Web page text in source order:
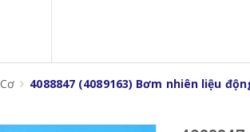
4088847 (4089163) Bơm nhiên liệu